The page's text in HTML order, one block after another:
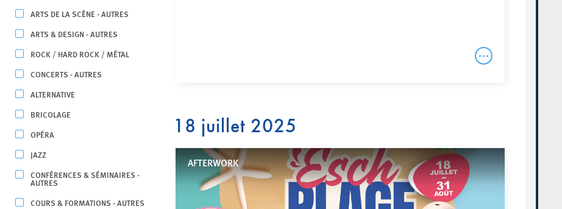
ARTS DE LA SCÈNE - AUTRES
ARTS & DESIGN - AUTRES
ROCK / HARD ROCK / MÉTAL
CONCERTS - AUTRES
ALTERNATIVE
BRICOLAGE
OPÉRA
JAZZ
CONFÉRENCES & SÉMINAIRES -
AUTRES
COURS & FORMATIONS - AUTRES
18 juillet 2025
AFTERWORK